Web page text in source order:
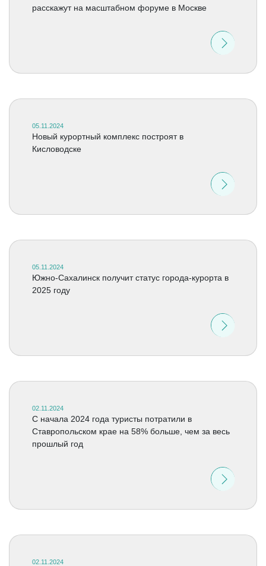
расскажут на масштабном форуме в Москве
05.11.2024
Новый курортный комплекс построят в
Кисловодске
05.11.2024
Южно-Сахалинск получит статус города-курорта в
2025 году
02.11.2024
C начала 2024 года туристы потратили в
Ставропольском крае на 58% больше, чем за весь
прошлый год
02.11.2024